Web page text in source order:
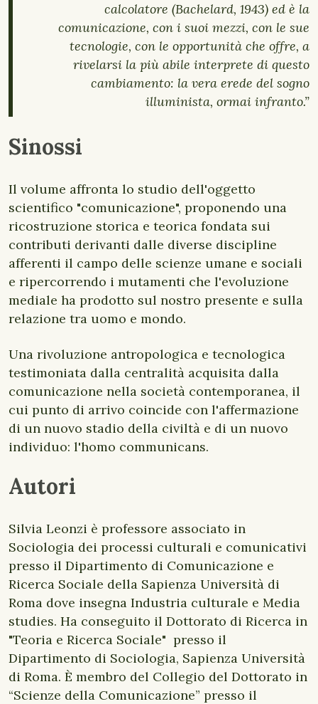
calcolatore (Bachelard, 1943) ed è la
comunicazione, con i suoi mezzi, con le sue
tecnologie, con le opportunità che offre, a
rivelarsi la più abile interprete di questo
cambiamento: la vera erede del sogno
illuminista, ormai infranto.”
Sinossi
Il volume affronta lo studio dell'oggetto
scientifico "comunicazione", proponendo una
ricostruzione storica e teorica fondata sui
contributi derivanti dalle diverse discipline
afferenti il campo delle scienze umane e sociali
e ripercorrendo i mutamenti che l'evoluzione
mediale ha prodotto sul nostro presente e sulla
relazione tra uomo e mondo.
Una rivoluzione antropologica e tecnologica
testimoniata dalla centralità acquisita dalla
comunicazione nella società contemporanea, il
cui punto di arrivo coincide con l'affermazione
di un nuovo stadio della civiltà e di un nuovo
individuo: l'homo communicans.
Autori
Silvia Leonzi è professore associato in
Sociologia dei processi culturali e comunicativi
presso il Dipartimento di Comunicazione e
Ricerca Sociale della Sapienza Università di
Roma dove insegna Industria culturale e Media
studies. Ha conseguito il Dottorato di Ricerca in
"Teoria e Ricerca Sociale" presso il
Dipartimento di Sociologia, Sapienza Università
di Roma. È membro del Collegio del Dottorato in
“Scienze della Comunicazione” presso il